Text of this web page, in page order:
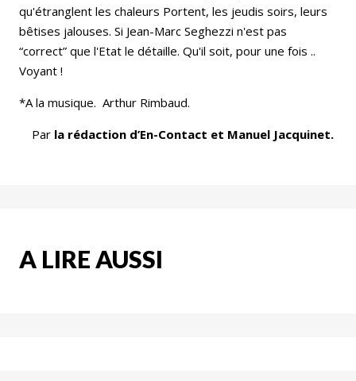
qu'étranglent les chaleurs Portent, les jeudis soirs, leurs
bêtises jalouses. Si Jean-Marc Seghezzi n'est pas
“correct” que l'Etat le détaille. Qu'il soit, pour une fois ..
Voyant !
*A la musique. Arthur Rimbaud.
Par la rédaction d’En-Contact et Manuel Jacquinet.
A LIRE AUSSI